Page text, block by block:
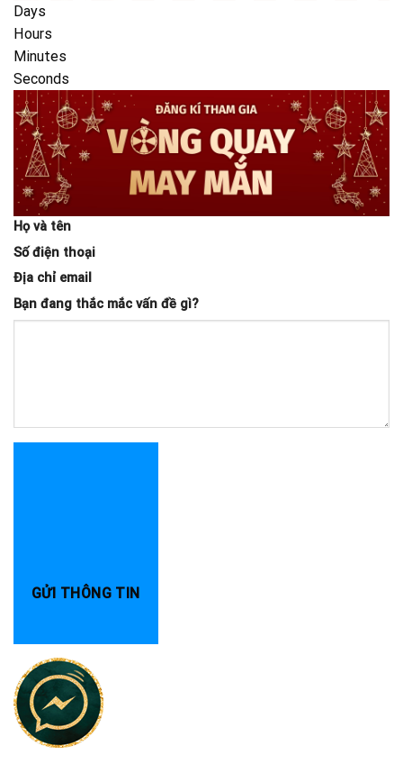
Days
Hours
Minutes
Seconds
Họ và tên
Số điện thoại
Địa chỉ email
Bạn đang thắc mắc vấn đề gì?
GỬI THÔNG TIN